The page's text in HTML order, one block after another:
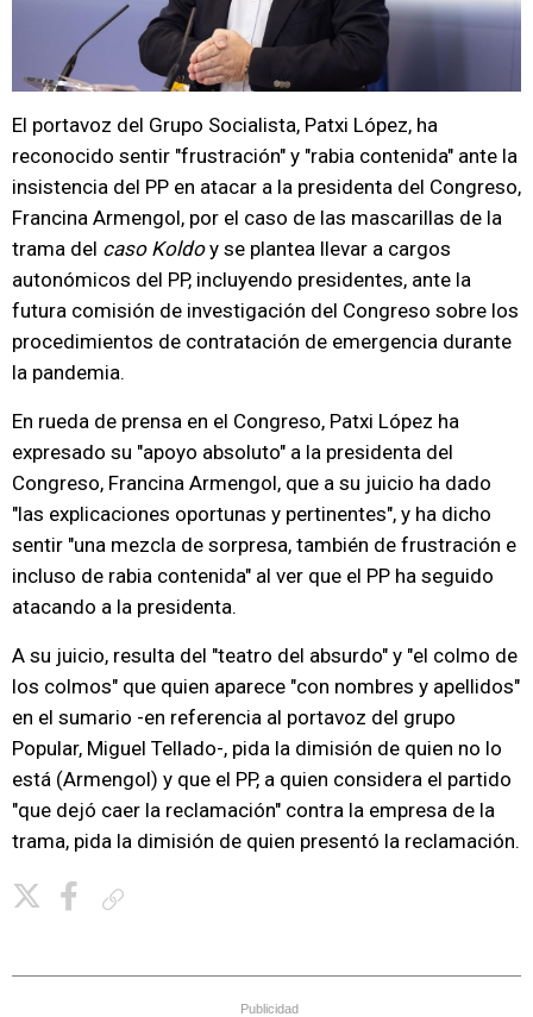
El portavoz del Grupo Socialista, Patxi López, ha
reconocido sentir "frustración" y "rabia contenida" ante la
insistencia del PP en atacar a la presidenta del Congreso,
Francina Armengol, por el caso de las mascarillas de la
trama del caso Koldoy se plantea llevar a cargos
autonómicos del PP, incluyendo presidentes, ante la
futura comisión de investigación del Congreso sobre los
procedimientos de contratación de emergencia durante
la pandemia.
En rueda de prensa en el Congreso, Patxi López ha
expresado su "apoyo absoluto" a la presidenta del
Congreso, Francina Armengol, que a su juicio ha dado
"las explicaciones oportunas y pertinentes", y ha dicho
sentir "una mezcla de sorpresa, también de frustración e
incluso de rabia contenida" al ver que el PP ha seguido
atacando a la presidenta.
A su juicio, resulta del "teatro del absurdo" y "el colmo de
los colmos" que quien aparece "con nombres y apellidos"
en el sumario -en referencia al portavoz del grupo
Popular, Miguel Tellado-, pida la dimisión de quien no lo
está (Armengol) y que el PP, a quien considera el partido
"que dejó caer la reclamación" contra la empresa de la
trama, pida la dimisión de quien presentó la reclamación.
Publicidad